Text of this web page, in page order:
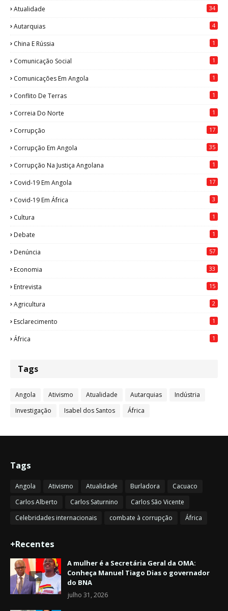
Atualidade 34
Autarquias 4
China E Rússia 1
Comunicação Social 1
Comunicações Em Angola 1
Conflito De Terras 1
Correia Do Norte 1
Corrupção 17
Corrupção Em Angola 35
Corrupção Na Justiça Angolana 1
Covid-19 Em Angola 17
Covid-19 Em África 3
Cultura 1
Debate 1
Denúncia 57
Economia 33
Entrevista 15
Agricultura 2
Esclarecimento 1
África 1
Tags
Angola Ativismo Atualidade Autarquias
Indústria
Investigação
Isabel dos Santos África
Tags
Angola Ativismo Atualidade Burladora
Cacuaco
Carlos Alberto
Carlos Saturnino
Carlos São Vicente
Celebridades internacionais
combate à corrupção África
+Recentes
A mulher é a Secretária Geral da OMA:
Conheça Manuel Tiago Dias o governador
do BNA
julho 31, 2026